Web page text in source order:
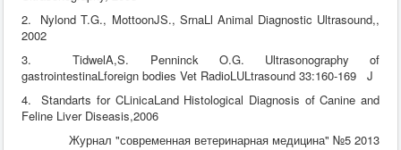
2. Nylond T.G., MottoonJS., SrnaLl Animal Diagnostic Ultrasound,,
2002
3. TidwelA,S. Penninck O.G. Ultrasonography of
gastrointestinaLforeign bodies Vet RadioLULtrasound 33:160-169 J
4. Standarts for CLinicaLand Histological Diagnosis of Canine and
Feline Liver Diseasis,2006
Журнал "современная ветеринарная медицина" №5 2013